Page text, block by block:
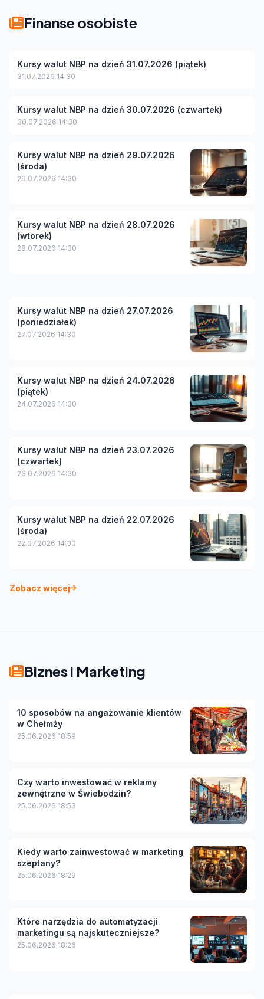
Finanse osobiste
Kursy walut NBP na dzień 31.07.2026 (piątek)
31.07.2026 14:30
Kursy walut NBP na dzień 30.07.2026 (czwartek)
30.07.2026 14:30
Kursy walut NBP na dzień 29.07.2026
(środa)
29.07.2026 14:30
Kursy walut NBP na dzień 28.07.2026
(wtorek)
28.07.2026 14:30
Kursy walut NBP na dzień 27.07.2026
(poniedziałek)
27.07.2026 14:30
Kursy walut NBP na dzień 24.07.2026
(piątek)
24.07.2026 14:30
Kursy walut NBP na dzień 23.07.2026
(czwartek)
23.07.2026 14:30
Kursy walut NBP na dzień 22.07.2026
(środa)
22.07.2026 14:30
Zobacz więcej
Biznes i Marketing
10 sposobów na angażowanie klientów
w Chełmży
25.06.2026 18:59
Czy warto inwestować w reklamy
zewnętrzne w Świebodzin?
25.06.2026 18:53
Kiedy warto zainwestować w marketing
szeptany?
25.06.2026 18:29
Które narzędzia do automatyzacji
marketingu są najskuteczniejsze?
25.06.2026 18:26